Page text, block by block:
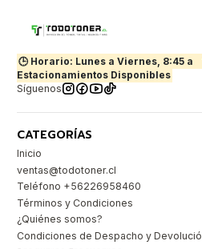
🕒 Horario: Lunes a Viernes, 8:45 a
Estacionamientos Disponibles
Síguenos
CATEGORÍAS
Inicio
ventas@todotoner.cl
Teléfono +56226958460
Términos y Condiciones
¿Quiénes somos?
Condiciones de Despacho y